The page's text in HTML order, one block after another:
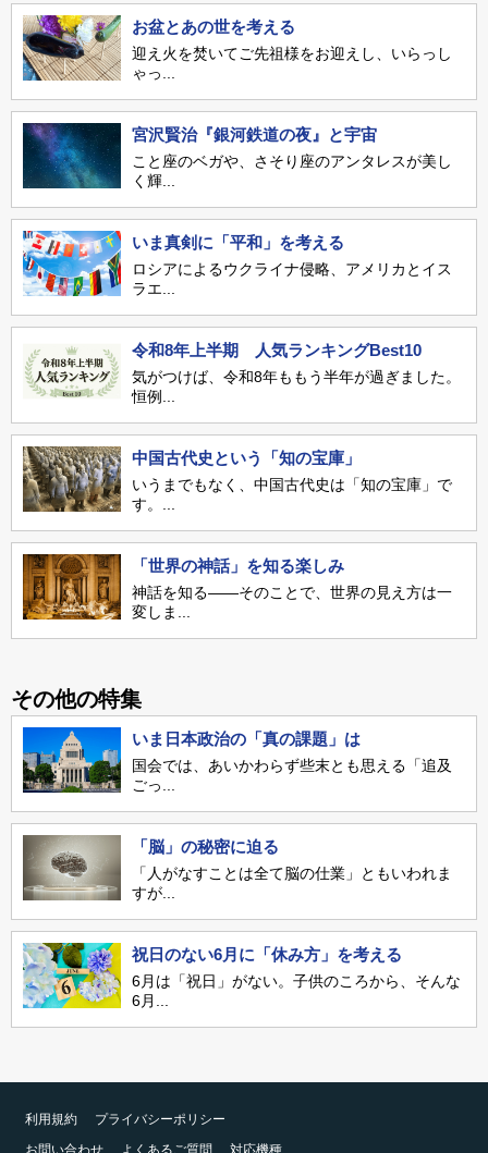
お盆とあの世を考える
迎え火を焚いてご先祖様をお迎えし、いらっし
ゃっ...
宮沢賢治『銀河鉄道の夜』と宇宙
こと座のベガや、さそり座のアンタレスが美し
く輝...
いま真剣に「平和」を考える
ロシアによるウクライナ侵略、アメリカとイス
ラエ...
令和8年上半期 人気ランキングBest10
気がつけば、令和8年ももう半年が過ぎました。
恒例...
中国古代史という「知の宝庫」
いうまでもなく、中国古代史は「知の宝庫」で
す。...
「世界の神話」を知る楽しみ
神話を知る――そのことで、世界の見え方は一
変しま...
その他の特集
いま日本政治の「真の課題」は
国会では、あいかわらず些末とも思える「追及
ごっ...
「脳」の秘密に迫る
「人がなすことは全て脳の仕業」ともいわれま
すが...
祝日のない6月に「休み方」を考える
6月は「祝日」がない。子供のころから、そんな
6月...
利用規約
プライバシーポリシー